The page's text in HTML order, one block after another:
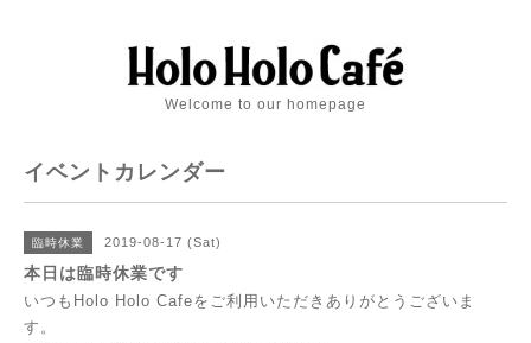
Welcome to our homepage
イベントカレンダー
臨時休業 2019-08-17 (Sat)
本日は臨時休業です
いつもHolo Holo Cafeをご利用いただきありがとうございま
す。